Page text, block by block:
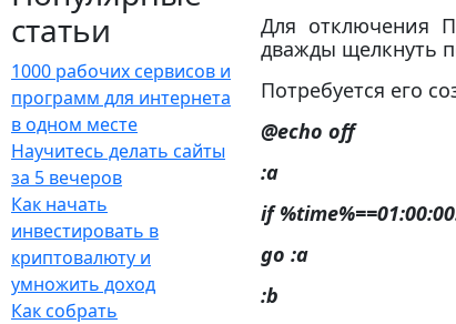
статьи
1000 рабочих сервисов и
программ для интернета
в одном месте
Научитесь делать сайты
за 5 вечеров
Как начать
инвестировать в
криптовалюту и
умножить доход
Как собрать
Для отключения
дважды щелкнуть
Потребуется его
@echo off
:a
if
go :a
:b